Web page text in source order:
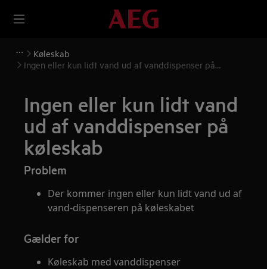
Køleskab
Ingen eller kun lidt vand ud af vanddispenser på
Ingen eller kun lidt vand
ud af vanddispenser på
køleskab
Problem
Der kommer ingen eller kun lidt vand ud af
vand-dispenseren på køleskabet
Gælder for
Køleskab med vanddispenser